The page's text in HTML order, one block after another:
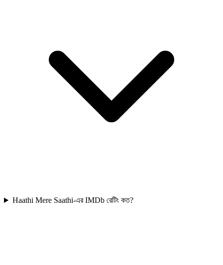
Haathi Mere Saathi-এর IMDb রেটিং কত?